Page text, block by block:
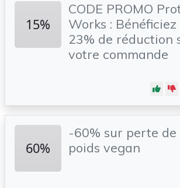
15%
CODE PROMO
Works : Bénéficiez
23% de réduction
votre commande
60%
-60% sur perte de
poids vegan